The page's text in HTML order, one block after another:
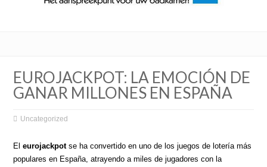
EUROJACKPOT: LA EMOCIÓN DE
GANAR MILLONES EN ESPAÑA
Uncategorized
Eleurojackpotse ha convertido en uno de los juegos de lotería más
populares en España, atrayendo a miles de jugadores con la